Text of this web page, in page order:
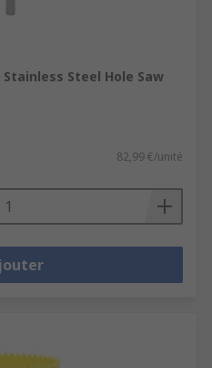
Steel Hole Saw
82,99 €/unité